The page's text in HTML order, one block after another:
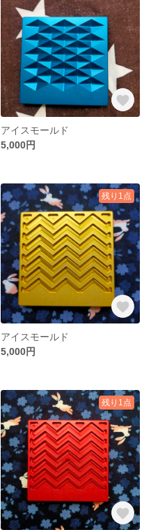
アイスモールド
5,000円
残り1点
アイスモールド
5,000円
残り1点